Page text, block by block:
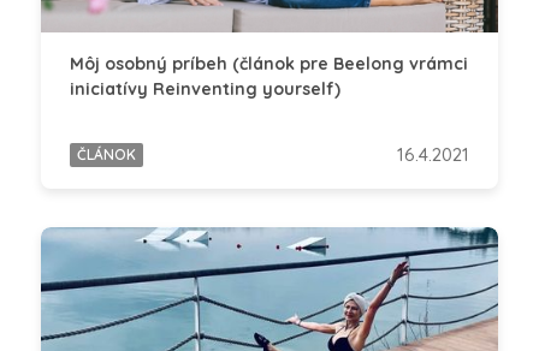
Môj osobný príbeh (článok pre Beelong vrámci
iniciatívy Reinventing yourself)
ČLÁNOK 16.4.2021